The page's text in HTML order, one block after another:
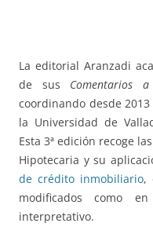
La editorial Aranzadi
de sus Comentarios
coordinando desde
la Universidad de
Esta 3ª edición recoge
Hipotecaria y su
de crédito inmobiliario,
modificados como
interpretativo.